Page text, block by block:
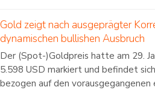
Gold zeigt nach ausgeprägter
dynamischen bullishen Ausbruch
Der (Spot-)Goldpreis hatte am 29.
5.598 USD markiert und befindet
bezogen auf den vorausgegangenen